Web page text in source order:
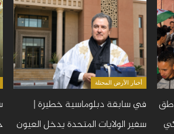
أخبار الأرض المحتلة
في سابقة دبلوماسية خطيرة |
سفير الولايات المتحدة يدخل العيون